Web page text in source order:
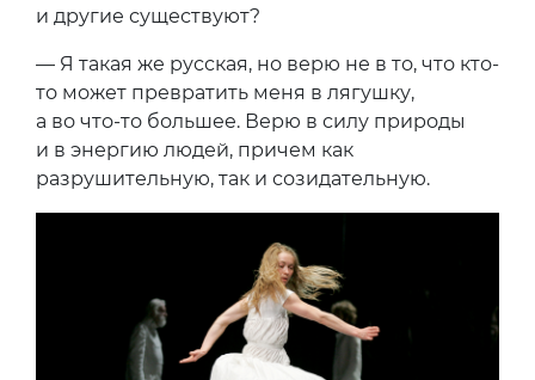
и другие существуют?
— Я такая же русская, но верю не в то, что кто-
то может превратить меня в лягушку,
а во что-то большее. Верю в силу природы
и в энергию людей, причем как
разрушительную, так и созидательную.